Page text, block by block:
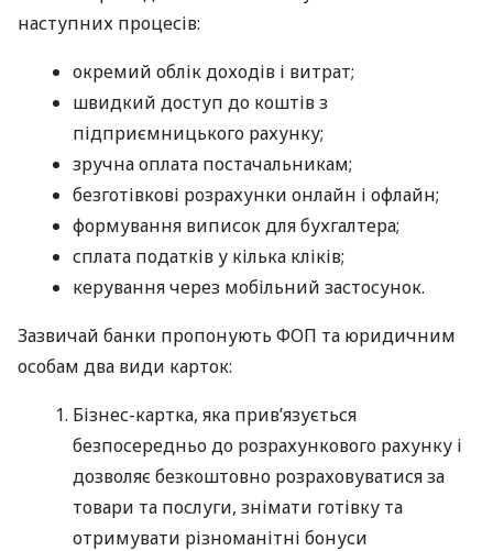
наступних процесів:
окремий облік доходів і витрат;
швидкий доступ до коштів з
підприємницького рахунку;
зручна оплата постачальникам;
безготівкові розрахунки онлайн і офлайн;
формування виписок для бухгалтера;
сплата податків у кілька кліків;
керування через мобільний застосунок.
Зазвичай банки пропонують ФОП та юридичним
особам два види карток:
Бізнес-картка, яка прив’язується
безпосередньо до розрахункового рахунку і
дозволяє безкоштовно розраховуватися за
товари та послуги, знімати готівку та
отримувати різноманітні бонуси